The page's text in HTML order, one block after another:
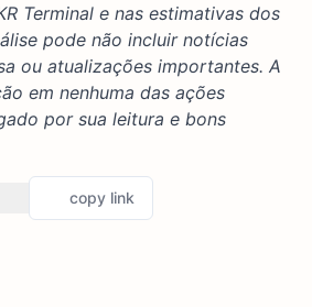
Terminal e nas estimativas dos
pode não incluir notícias
ou atualizações importantes. A
em nenhuma das ações
por sua leitura e bons
copy link